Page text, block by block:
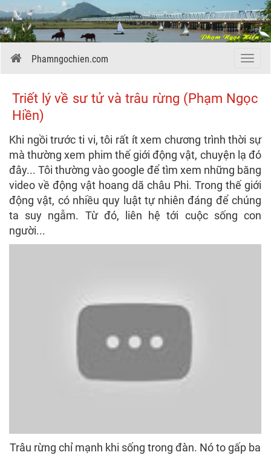
Menu
Phamngochien.com
Triết lý về sư tử và trâu rừng (Phạm Ngọc
Hiền)
Khi ngồi trước ti vi, tôi rất ít xem chương trình thời sự
mà thường xem phim thế giới động vật, chuyện lạ đó
đây... Tôi thường vào google để tìm xem những băng
video về động vật hoang dã châu Phi. Trong thế giới
động vật, có nhiều quy luật tự nhiên đáng để chúng
ta suy ngẫm. Từ đó, liên hệ tới cuộc sống con
người...
Trâu rừng chỉ mạnh khi sống trong đàn. Nó to gấp ba